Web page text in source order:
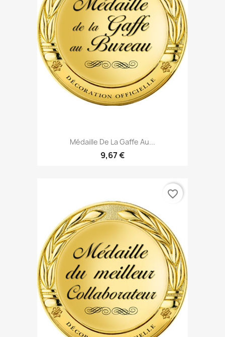
Médaille De La Gaffe Au...
9,67 €
favorite_border